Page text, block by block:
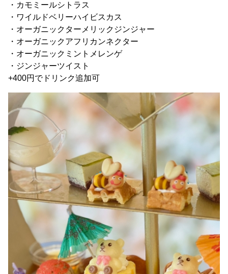
・カモミールシトラス
・ワイルドベリーハイビスカス
・オーガニックターメリックジンジャー
・オーガニックアフリカンネクター
・オーガニックミントメレンゲ
・ジンジャーツイスト
+400円でドリンク追加可